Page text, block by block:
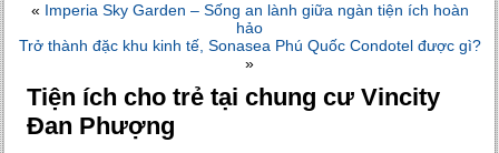
« Imperia Sky Garden – Sống an lành giữa ngàn tiện ích hoàn
hảo
Trở thành đặc khu kinh tế, Sonasea Phú Quốc Condotel được gì?
»
Tiện ích cho trẻ tại chung cư Vincity
Đan Phượng